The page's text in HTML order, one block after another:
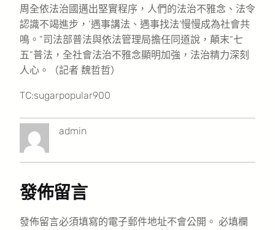
周全依法治國邁出堅實程序，人們的法治不雅念、法令
認識不竭進步，‘遇事講法、遇事找法’慢慢成為社會共
鳴。”司法部普法與依法管理局擔任同道說，顛末“七
五”普法，全社會法治不雅念顯明加強，法治精力深刻
人心。（記者 魏哲哲）
TC:sugarpopular900
admin
發佈留言
發佈留言必須填寫的電子郵件地址不會公開。 必填欄